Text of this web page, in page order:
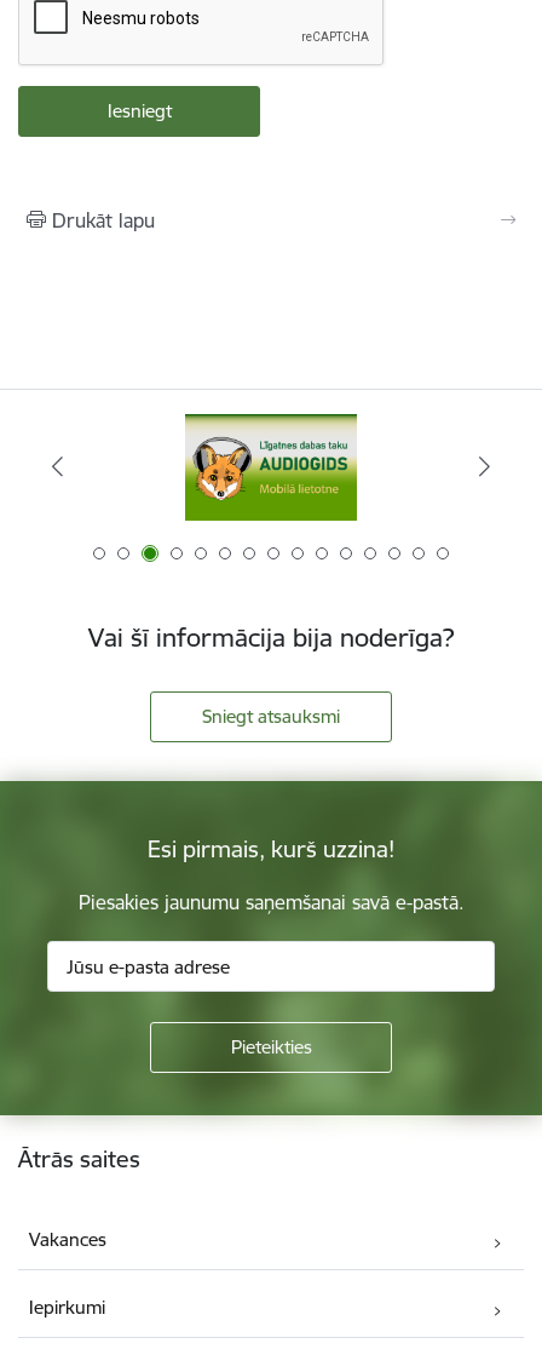
Drukāt lapu
Vai šī informācija bija noderīga?
Sniegt atsauksmi
Esi pirmais, kurš uzzina!
Piesakies jaunumu saņemšanai savā e-pastā.
Kājene
Ātrās saites
Vakances
Iepirkumi